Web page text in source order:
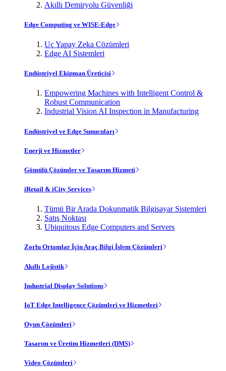
Akıllı Demiryolu Güvenliği
Edge Computing ve WISE-Edge
Uç Yapay Zeka Çözümleri
Edge AI Sistemleri
Endüstriyel Ekipman Üreticisi
Empowering Machines with Intelligent Control &
Robust Communication
Industrial Vision AI Inspection in Manufacturing
Endüstriyel ve Edge Sunucuları
Enerji ve Hizmetler
Gömülü Çözümler ve Tasarım Hizmeti
iRetail & iCity Services
Tümü Bir Arada Dokunmatik Bilgisayar Sistemleri
Satış Noktası
Ubiquitous Edge Computers and Servers
Zorlu Ortamlar İçin Araç Bilgi İşlem Çözümleri
Akıllı Lojistik
Industrial Display Solutions
IoT Edge Intelligence Çözümleri ve Hizmetleri
Oyun Çözümleri
Tasarım ve Üretim Hizmetleri (DMS)
Video Çözümleri